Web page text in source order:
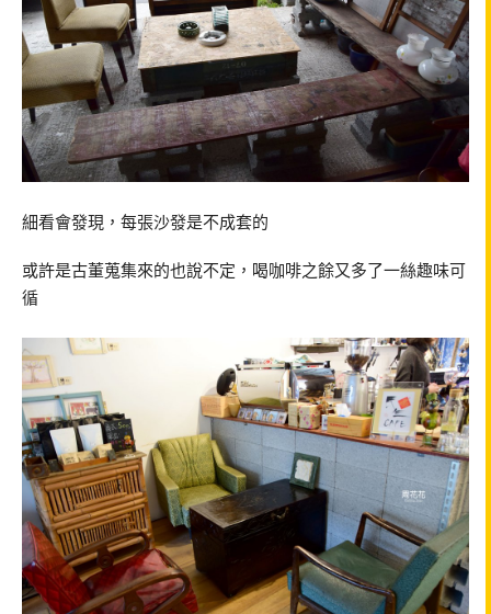
細看會發現，每張沙發是不成套的
或許是古董蒐集來的也說不定，喝咖啡之餘又多了一絲趣味可
循